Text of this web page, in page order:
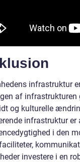
infrastruktur
af infrastrukturen
og kulturelle
infrastruktur
i den
investere i en